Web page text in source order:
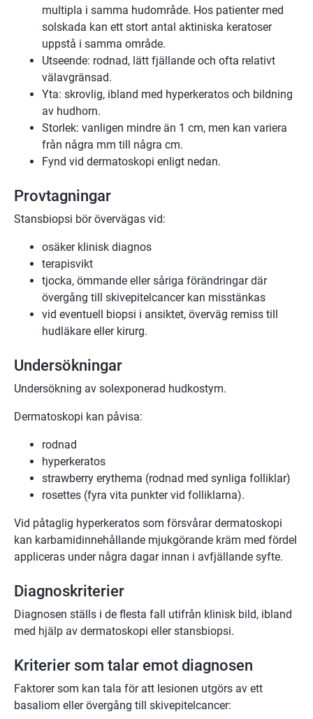
multipla i samma hudområde. Hos patienter med
solskada kan ett stort antal aktiniska keratoser
uppstå i samma område.
Utseende: rodnad, lätt fjällande och ofta relativt
välavgränsad.
Yta: skrovlig, ibland med hyperkeratos och bildning
av hudhorn.
Storlek: vanligen mindre än 1 cm, men kan variera
från några mm till några cm.
Fynd vid dermatoskopi enligt nedan.
Provtagningar
Stansbiopsi bör övervägas vid:
osäker klinisk diagnos
terapisvikt
tjocka, ömmande eller såriga förändringar där
övergång till skivepitelcancer kan misstänkas
vid eventuell biopsi i ansiktet, överväg remiss till
hudläkare eller kirurg.
Undersökningar
Undersökning av solexponerad hudkostym.
Dermatoskopi kan påvisa:
rodnad
hyperkeratos
strawberry erythema (rodnad med synliga folliklar)
rosettes (fyra vita punkter vid folliklarna).
Vid påtaglig hyperkeratos som försvårar dermatoskopi
kan karbamidinnehållande mjukgörande kräm med fördel
appliceras under några dagar innan i avfjällande syfte.
Diagnoskriterier
Diagnosen ställs i de flesta fall utifrån klinisk bild, ibland
med hjälp av dermatoskopi eller stansbiopsi.
Kriterier som talar emot diagnosen
Faktorer som kan tala för att lesionen utgörs av ett
basaliom eller övergång till skivepitelcancer: